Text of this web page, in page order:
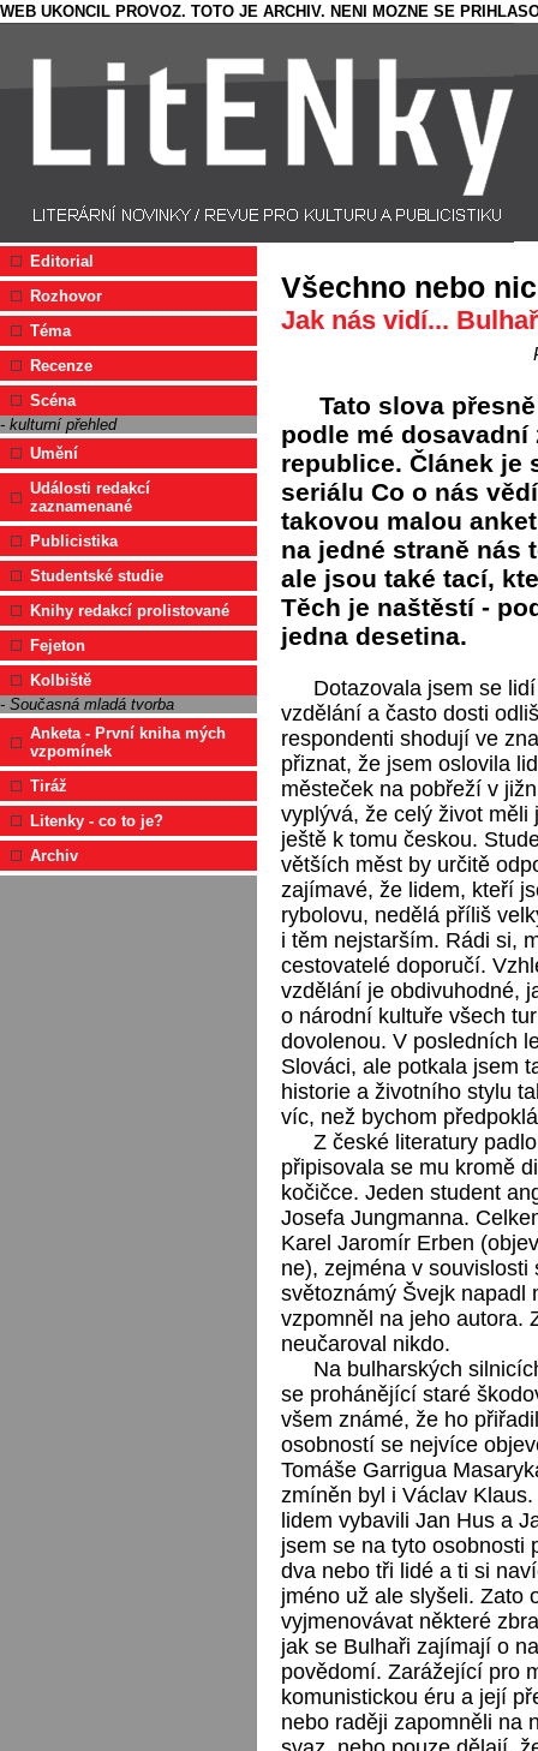
WEB UKONCIL PROVOZ. TOTO JE ARCHIV. NENI MOZNE SE
Editorial
Rozhovor
Téma
Recenze
Scéna
- kulturní přehled
Umění
Události redakcí
zaznamenané
Publicistika
Studentské studie
Knihy redakcí prolistované
Fejeton
Kolbiště
- Současná mladá tvorba
Anketa - První kniha mých
vzpomínek
Tiráž
Litenky - co to je?
Archiv
Všechno nebo nic
Jak nás vidí...
Tato slova
podle mé
republice. Článek je
seriálu Co o nás
takovou malou
na jedné straně nás
ale jsou také tací,
Těch je naštěstí -
jedna desetina.
Dotazovala jsem se
vzdělání a často dosti
respondenti shodují ve
přiznat, že jsem oslovila
městeček na pobřeží v
vyplývá, že celý život
ještě k tomu českou.
větších měst by určitě
zajímavé, že lidem, kteří
rybolovu, nedělá příliš
i těm nejstarším. Rádi si,
cestovatelé doporučí.
vzdělání je obdivuhodné,
o národní kultuře všech
dovolenou. V posledních
Slováci, ale potkala jsem
historie a životního stylu
víc, než bychom
Z české literatury
připisovala se mu kromě
kočičce. Jeden student
Josefa Jungmanna.
Karel Jaromír Erben
ne), zejména v
světoznámý Švejk napadl
vzpomněl na jeho autora.
neučaroval nikdo.
Na bulharských
se prohánějící staré
všem známé, že ho
osobností se nejvíce
Tomáše Garrigua
zmíněn byl i Václav
lidem vybavili Jan Hus a
jsem se na tyto osobnosti
dva nebo tři lidé a ti si
jméno už ale slyšeli. Zato
vyjmenovávat některé
jak se Bulhaři zajímají o
povědomí. Zarážející pro
komunistickou éru a její
nebo raději zapomněli na